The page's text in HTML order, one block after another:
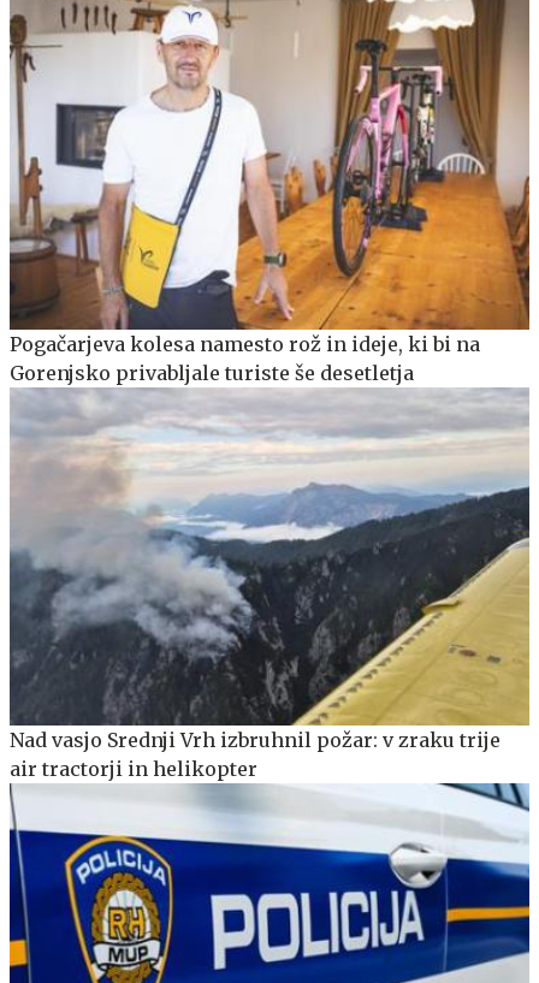
Pogačarjeva kolesa namesto rož in ideje, ki bi na
Gorenjsko privabljale turiste še desetletja
Nad vasjo Srednji Vrh izbruhnil požar: v zraku trije
air tractorji in helikopter